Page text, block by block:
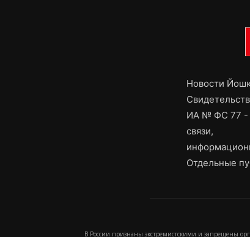
Новости
ИА № ФС 77 -
связи,
Отдельные
В России признаны экстремистскими и запрещены